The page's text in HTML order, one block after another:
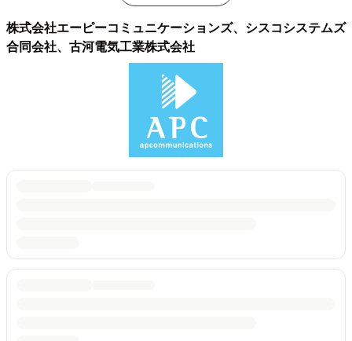
株式会社エーピーコミュニケーションズ、シスコシステムズ
合同会社、古河電気工業株式会社